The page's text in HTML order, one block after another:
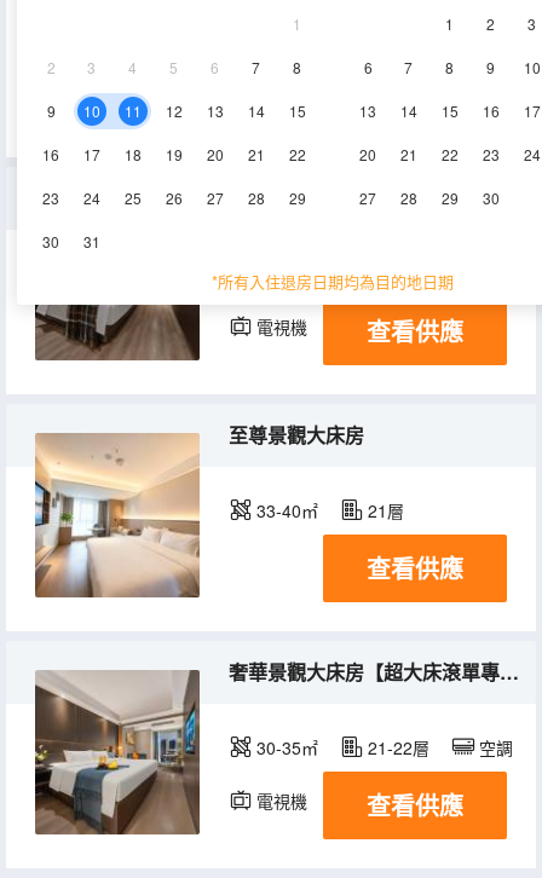
1
2 3 4 5 6 7 8
9 10 11 12 13 14 15
16 17 18 19 20 21 22
23 24 25 26 27 28 29
30 31
1
2 3
6 7 8 9 10
13 14 15 16 17
20 21 22 23 24
27 28 29 30
*所有入住退房日期均為目的地日期
38-42㎡ 空調
28-32㎡ 21-22層
電視機 查看供應
至尊景觀大床房
33-40㎡ 21層
查看供應
奢華景觀大床房【超大床滾單專享】
30-35㎡ 21-22層 空調
電視機 查看供應